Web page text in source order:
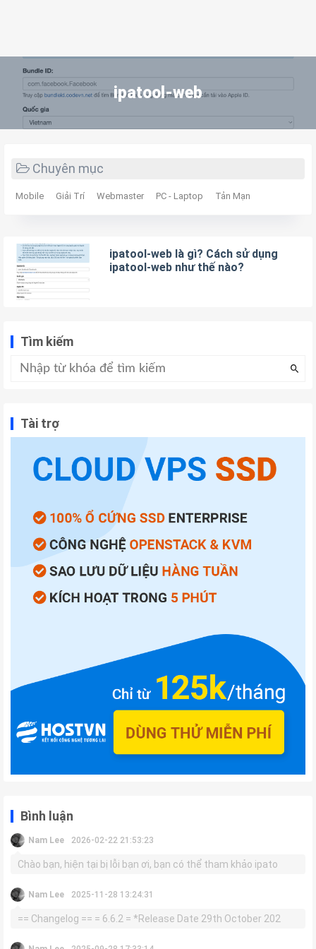
ipatool-web
Chuyên mục
Mobile Giải Trí Webmaster PC - Laptop Tản Mạn
ipatool-web là gì? Cách sử dụng
ipatool-web như thế nào?
Tìm kiếm
Tài trợ
Bình luận
Nam Lee 2026-02-22 21:53:23
Chào bạn, hiện tại bị lỗi bạn ơi, bạn có thể tham khảo ipato
Nam Lee 2025-11-28 13:24:31
== Changelog == = 6.6.2 = *Release Date 29th October 202